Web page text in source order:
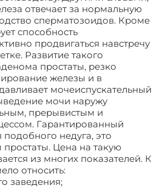
отвечает за нормальную
сперматозоидов. Кроме
способность
продвигаться навстречу
Развитие такого
простаты, резко
железы и в
мочеиспускательный
мочи наружу
прерывистым и
Гарантированный
подобного недуга, это
Цена на такую
из многих показателей. К
относить:
заведения;